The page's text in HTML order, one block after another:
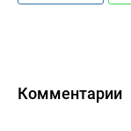
Комментарии